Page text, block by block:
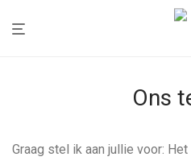
Ons
Graag stel ik aan jullie voor: